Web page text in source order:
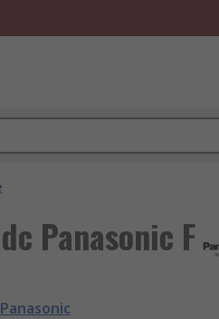
Panasonic F
Panasonic